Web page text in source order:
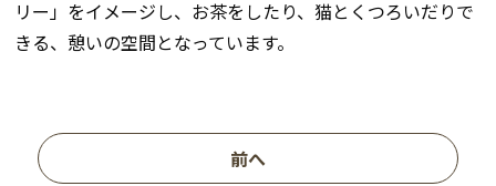
リー」をイメージし、お茶をしたり、猫とくつろいだりで
きる、憩いの空間となっています。
前へ